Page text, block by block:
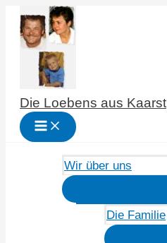
Zum
Inhalt
springen
Die Loebens aus Kaarst
Wir über uns
Die Familie